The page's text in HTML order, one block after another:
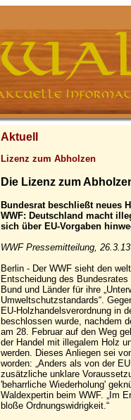
Aktuell
Lizenz zum Abholzen
Die Lizenz zum
Bundesrat beschließt neues
WWF: Deutschland macht
sich über EU-Vorgaben
WWF Pressemitteilung, 26.3.13
Berlin - Der WWF sieht den
Entscheidung des
Bund und Länder für ihre
Umweltschutzstandards“.
EU-Holzhandelsverordnung in
beschlossen wurde, nachdem
am 28. Februar auf den Weg
der Handel mit illegalem Holz
werden. Dieses Anliegen sei
worden: „Anders als von der
zusätzliche unklare
'beharrliche Wiederholung'
Waldexpertin beim WWF. „Im
bloße Ordnungswidrigkeit.“